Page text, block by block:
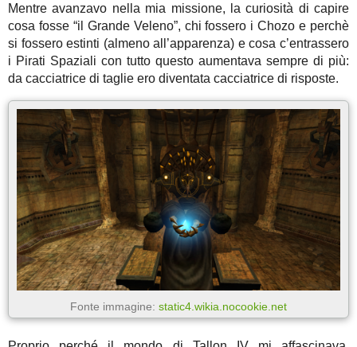
Mentre avanzavo nella mia missione, la curiosità di capire
cosa fosse “il Grande Veleno”, chi fossero i Chozo e perchè
si fossero estinti (almeno all’apparenza) e cosa c’entrassero
i Pirati Spaziali con tutto questo aumentava sempre di più:
da cacciatrice di taglie ero diventata cacciatrice di risposte.
Fonte immagine: static4.wikia.nocookie.net